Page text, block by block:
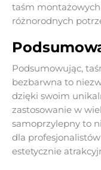
taśm
różnorodnych
Podsumowując,
bezbarwna to
dzięki swoim
zastosowanie w
samoprzylepny to
dla
estetycznie